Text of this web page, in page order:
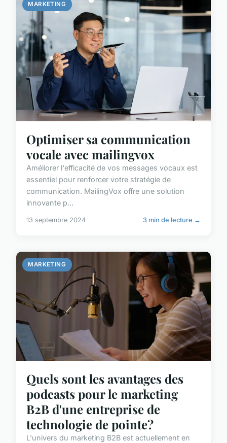
MARKETING
Optimiser sa communication
vocale avec mailingvox
Améliorer l'efficacité de vos messages vocaux est
essentiel pour renforcer votre stratégie de
communication. MailingVox offre une solution
innovante p...
13 septembre 2024 3 min de lecture →
MARKETING
Quels sont les avantages des
podcasts pour le marketing
B2B d'une entreprise de
technologie de pointe?
L'univers du marketing B2B est actuellement en